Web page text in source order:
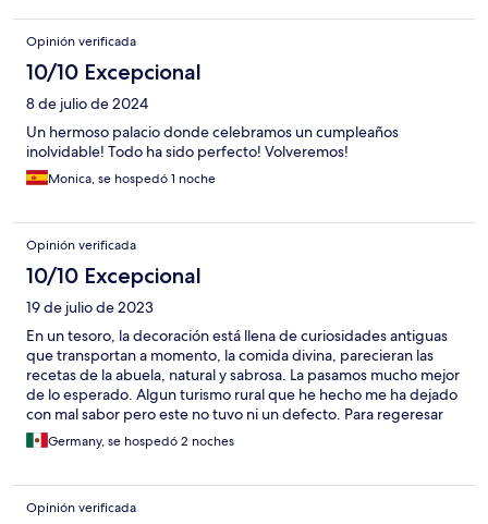
Opinión verificada
10/10 Excepcional
8 de julio de 2024
Un hermoso palacio donde celebramos un cumpleaños
inolvidable! Todo ha sido perfecto! Volveremos!
Monica, se hospedó 1 noche
Opinión verificada
10/10 Excepcional
19 de julio de 2023
En un tesoro, la decoración está llena de curiosidades antiguas
que transportan a momento, la comida divina, parecieran las
recetas de la abuela, natural y sabrosa. La pasamos mucho mejor
de lo esperado. Algun turismo rural que he hecho me ha dejado
con mal sabor pero este no tuvo ni un defecto. Para regeresar
Germany, se hospedó 2 noches
Opinión verificada